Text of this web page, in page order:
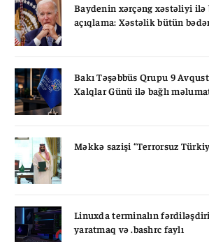
Baydenin xərçəng xəstəliyi ilə
açıqlama: Xəstəlik bütün
Bakı Təşəbbüs Qrupu 9
Xalqlar Günü ilə bağlı
Məkkə sazişi “Terrorsuz
Linuxda terminalın
yaratmaq və .bashrc faylı